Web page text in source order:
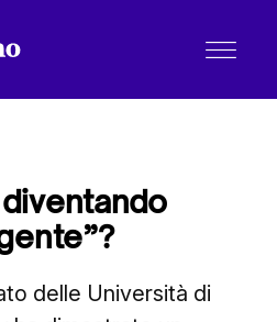
delle Università di